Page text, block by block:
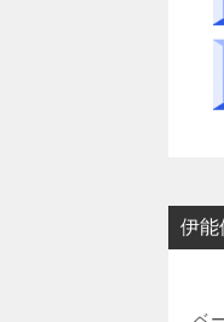
伊能